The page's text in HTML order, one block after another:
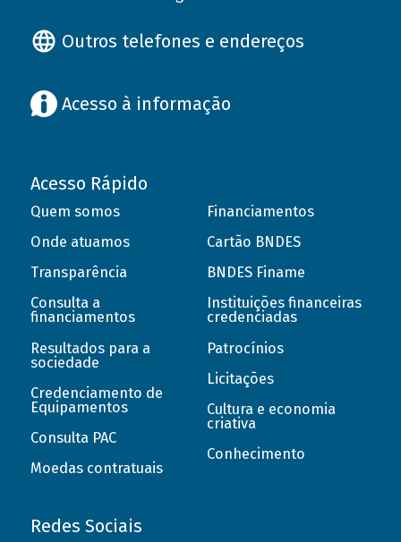
Outros telefones e endereços
Acesso à informação
Acesso Rápido
Quem somos
Onde atuamos
Transparência
Consulta a
financiamentos
Resultados para a
sociedade
Credenciamento de
Equipamentos
Consulta PAC
Moedas contratuais
Financiamentos
Cartão BNDES
BNDES Finame
Instituições financeiras
credenciadas
Patrocínios
Licitações
Cultura e economia
criativa
Conhecimento
Redes Sociais